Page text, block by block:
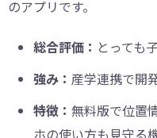
のアプリです。
総合評価： とっても
強み： 産学連携で開
特徴： 無料版で位置
ホの使い方も見守る